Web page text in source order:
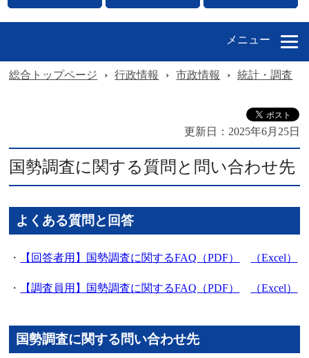
メニュー
総合トップページ › 行政情報 › 市政情報 › 統計・調査
更新日： 2025年6月25日
国勢調査に関する質問と問い合わせ先
よくある質問と回答
・ 【回答者用】国勢調査に関するFAQ（PDF） （Excel）
・ 【調査員用】国勢調査に関するFAQ（PDF） （Excel）
国勢調査に関する問い合わせ先